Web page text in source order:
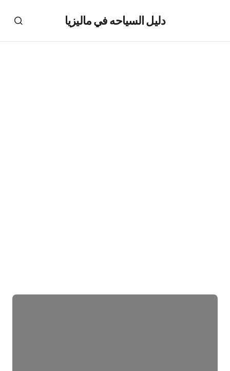
دليل السياحه في ماليزيا